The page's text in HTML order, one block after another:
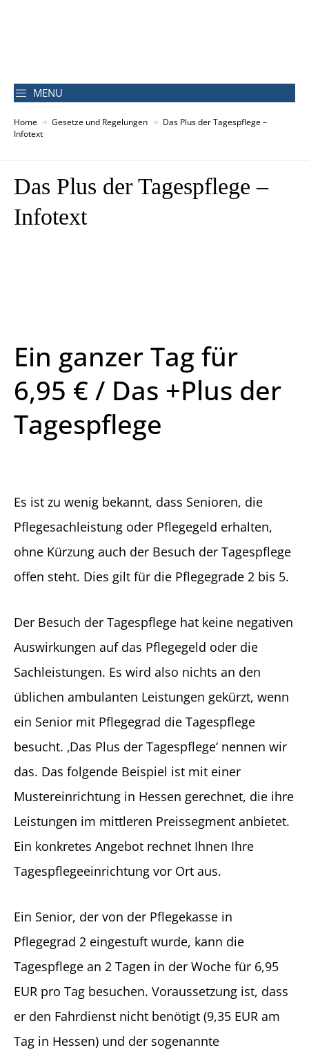
MENU
Home Gesetze und Regelungen
Das Plus der Tagespflege –
Infotext
Das Plus der Tagespflege –
Infotext
Ein ganzer Tag für
6,95 € / Das +Plus der
Tagespflege
Es ist zu wenig bekannt, dass Senioren, die
Pflegesachleistung oder Pflegegeld erhalten,
ohne Kürzung auch der Besuch der Tagespflege
offen steht. Dies gilt für die Pflegegrade 2 bis 5.
Der Besuch der Tagespflege hat keine negativen
Auswirkungen auf das Pflegegeld oder die
Sachleistungen. Es wird also nichts an den
üblichen ambulanten Leistungen gekürzt, wenn
ein Senior mit Pflegegrad die Tagespflege
besucht. ‚Das Plus der Tagespflege‘ nennen wir
das. Das folgende Beispiel ist mit einer
Mustereinrichtung in Hessen gerechnet, die ihre
Leistungen im mittleren Preissegment anbietet.
Ein konkretes Angebot rechnet Ihnen Ihre
Tagespflegeeinrichtung vor Ort aus.
Ein Senior, der von der Pflegekasse in
Pflegegrad 2 eingestuft wurde, kann die
Tagespflege an 2 Tagen in der Woche für 6,95
EUR pro Tag besuchen. Voraussetzung ist, dass
er den Fahrdienst nicht benötigt (9,35 EUR am
Tag in Hessen) und der sogenannte